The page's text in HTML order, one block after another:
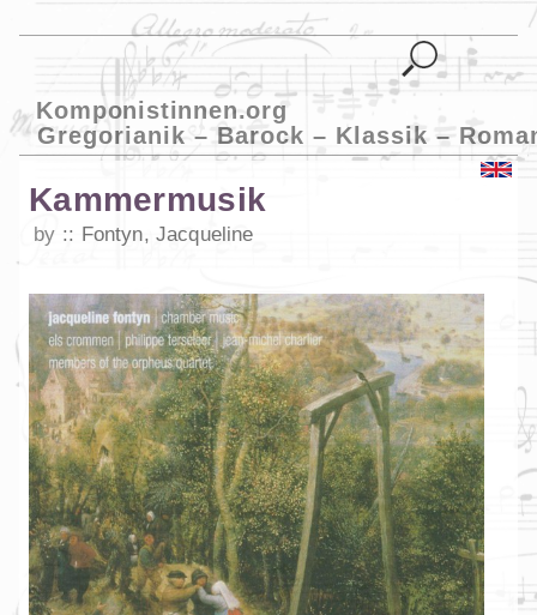
Komponistinnen.org
Gregorianik – Barock – Klassik –
Kammermusik
by Fontyn, Jacqueline